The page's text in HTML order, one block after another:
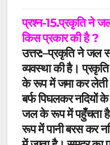
प्रश्न-15.प्रकृति ने
किस प्रकार कीहै?
उत्तर:–प्रकृति ने जल
व्यवस्था की है। प्रकृति
के रूप में जमा कर लेती
बर्फ पिघलकर नदियों
जल के रूप में पहुँचता
रूप में पानी बरस कर